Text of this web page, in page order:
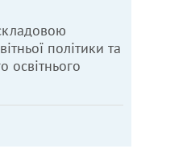
політики та
освітнього